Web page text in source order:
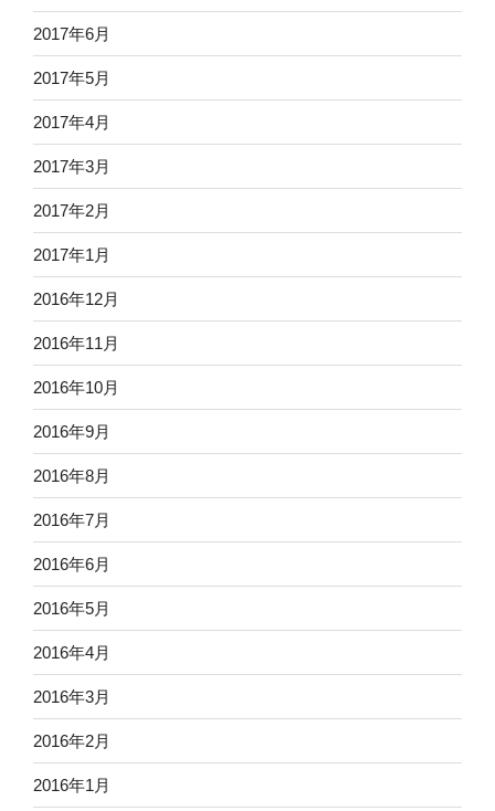
2017年6月
2017年5月
2017年4月
2017年3月
2017年2月
2017年1月
2016年12月
2016年11月
2016年10月
2016年9月
2016年8月
2016年7月
2016年6月
2016年5月
2016年4月
2016年3月
2016年2月
2016年1月